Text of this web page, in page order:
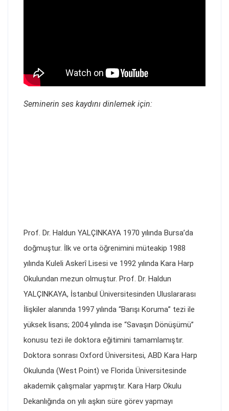
Seminerin ses kaydını dinlemek için:
Prof. Dr. Haldun YALÇINKAYA 1970 yılında Bursa’da
doğmuştur. İlk ve orta öğrenimini müteakip 1988
yılında Kuleli Askerî Lisesi ve 1992 yılında Kara Harp
Okulundan mezun olmuştur. Prof. Dr. Haldun
YALÇINKAYA, İstanbul Üniversitesinden Uluslararası
İlişkiler alanında 1997 yılında “Barışı Koruma” tezi ile
yüksek lisans; 2004 yılında ise “Savaşın Dönüşümü”
konusu tezi ile doktora eğitimini tamamlamıştır.
Doktora sonrası Oxford Üniversitesi, ABD Kara Harp
Okulunda (West Point) ve Florida Üniversitesinde
akademik çalışmalar yapmıştır. Kara Harp Okulu
Dekanlığında on yılı aşkın süre görev yapmayı